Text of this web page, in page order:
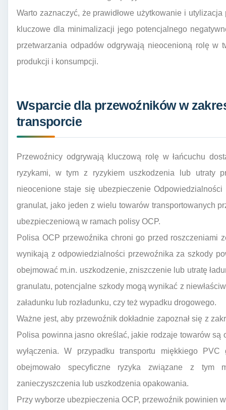
Warto zaznaczyć, że prawidłowe użytkowanie i
kluczowe dla minimalizacji jego potencjalnego
przetwarzania odpadów odgrywają nieocenioną rolę w
produkcji i konsumpcji.
Wsparcie dla przewoźników w
transporcie
Przewoźnicy odgrywają kluczową rolę w łańcuchu
ryzykami, w tym z ryzykiem uszkodzenia lub utraty
nieocenione staje się ubezpieczenie
granulat, jako jeden z wielu towarów transportowanych
ubezpieczeniową w ramach polisy OCP.
Polisa OCP przewoźnika chroni go przed roszczeniami
wynikają z odpowiedzialności przewoźnika za szkody
obejmować m.in. uszkodzenie, zniszczenie lub utratę
granulatu, potencjalne szkody mogą wynikać z
załadunku lub rozładunku, czy też wypadku drogowego.
Ważne jest, aby przewoźnik dokładnie zapoznał się z
Polisa powinna jasno określać, jakie rodzaje towarów
wyłączenia. W przypadku transportu miękkiego
obejmowało specyficzne ryzyka związane z tym
zanieczyszczenia lub uszkodzenia opakowania.
Przy wyborze ubezpieczenia OCP, przewoźnik powinien